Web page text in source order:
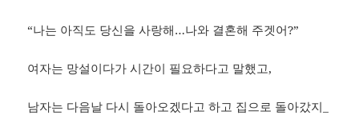
“나는 아직도 당신을 사랑해…나와 결혼해 주겟어?”
여자는 망설이다가 시간이 필요하다고 말했고,
남자는 다음날 다시 돌아오겠다고 하고 집으로 돌아갔지_